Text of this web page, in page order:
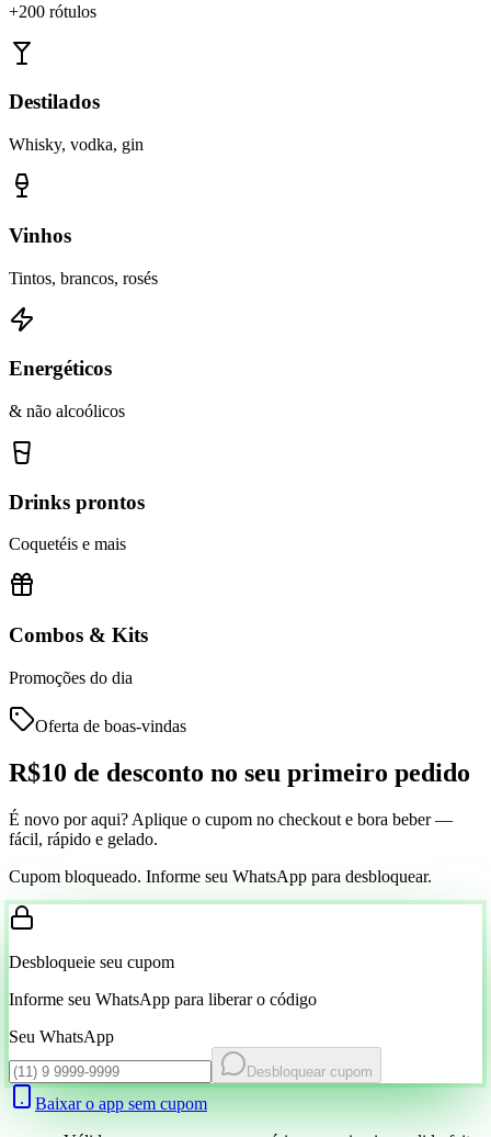
+200 rótulos
Destilados
Whisky, vodka, gin
Vinhos
Tintos, brancos, rosés
Energéticos
& não alcoólicos
Drinks prontos
Coquetéis e mais
Combos & Kits
Promoções do dia
Oferta de boas-vindas
R$10 de desconto no seu primeiro pedido
É novo por aqui? Aplique o cupom no checkout e bora beber —
fácil, rápido e gelado.
Cupom bloqueado. Informe seu WhatsApp para desbloquear.
Desbloqueie seu cupom
Informe seu WhatsApp para liberar o código
Seu WhatsApp
Desbloquear cupom
Baixar o app sem cupom